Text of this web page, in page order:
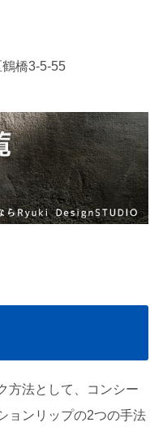
橋3-5-55
方法として、コンシー
ョンリップの2つの手法